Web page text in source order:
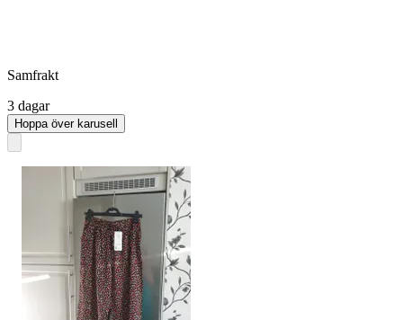
Samfrakt
3 dagar
Hoppa över karusell